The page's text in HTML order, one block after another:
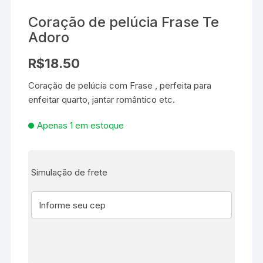
Coração de pelúcia Frase Te
Adoro
R$18.50
Coração de pelúcia com Frase , perfeita para
enfeitar quarto, jantar romântico etc.
Apenas 1 em estoque
Simulação de frete